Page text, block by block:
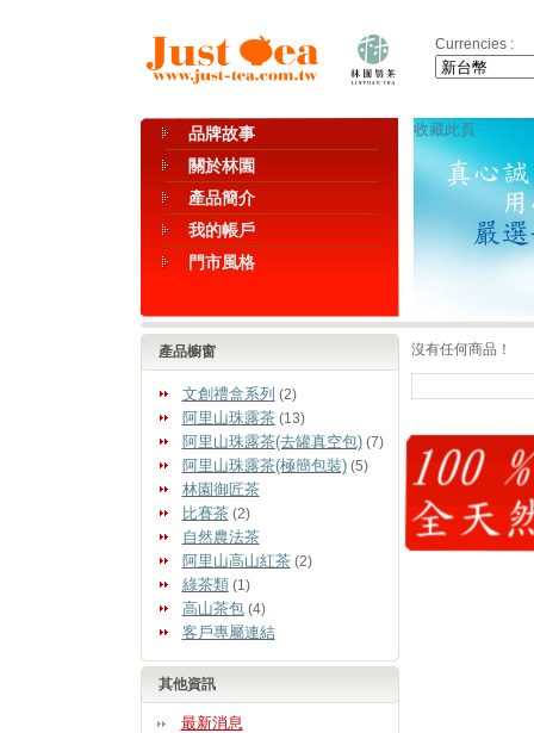
Currencies :
品牌故事
關於林園
產品簡介
我的帳戶
門市風格
收藏此頁
產品櫥窗
文創禮盒系列 (2)
阿里山珠露茶(13)
阿里山珠露茶(去罐真空包)(7)
阿里山珠露茶(極簡包裝)(5)
林園御匠茶
比賽茶(2)
自然農法茶
阿里山高山紅茶(2)
綠茶類 (1)
高山茶包(4)
客戶專屬連結
其他資訊
最新消息
沒有任何商品！